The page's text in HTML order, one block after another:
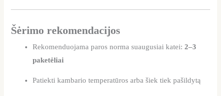
Šėrimo rekomendacijos
Rekomenduojama paros norma suaugusiai katei:2–3
paketėliai
Patiekti kambario temperatūros arba šiek tiek pašildytą